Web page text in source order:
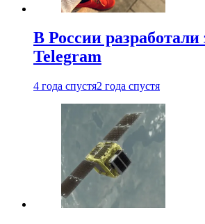
В России разработали
Telegram
4 года спустя2 года спустя